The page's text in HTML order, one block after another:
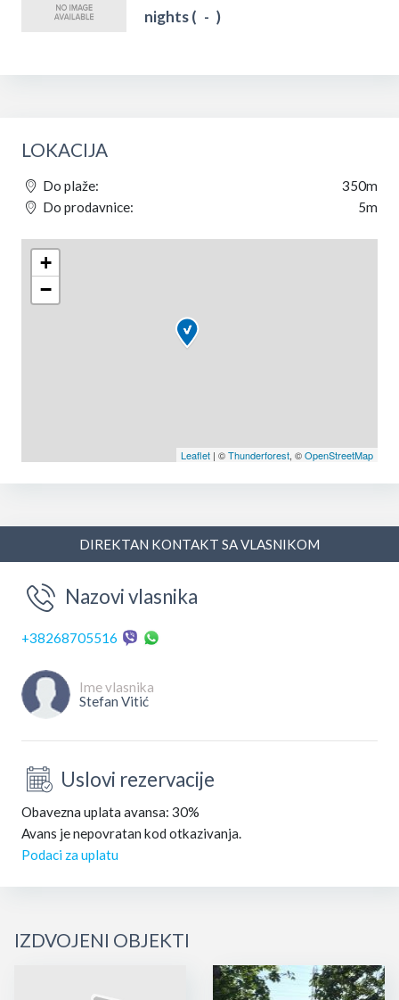
nights ( - )
LOKACIJA
Do plaže:
350m
Do prodavnice:
5m
+
−
Leaflet | ©Thunderforest, ©OpenStreetMap
DIREKTAN KONTAKT SA VLASNIKOM
Nazovi vlasnika
+38268705516
Ime vlasnika
Stefan Vitić
Uslovi rezervacije
Obavezna uplata avansa: 30%
Avans je nepovratan kod otkazivanja.
Podaci za uplatu
IZDVOJENI OBJEKTI